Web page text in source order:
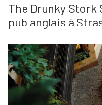
The Drunky Stork
pub anglais à